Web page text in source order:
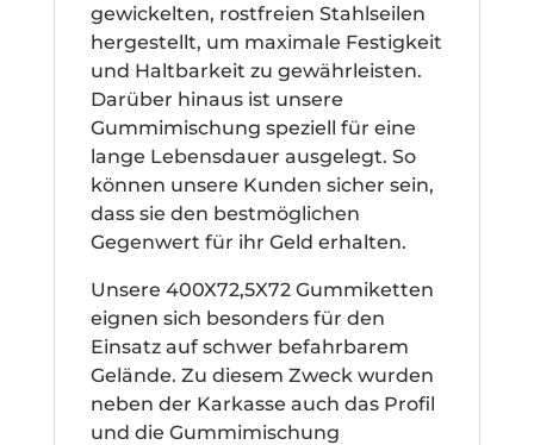
gewickelten, rostfreien Stahlseilen
hergestellt, um maximale Festigkeit
und Haltbarkeit zu gewährleisten.
Darüber hinaus ist unsere
Gummimischung speziell für eine
lange Lebensdauer ausgelegt. So
können unsere Kunden sicher sein,
dass sie den bestmöglichen
Gegenwert für ihr Geld erhalten.
Unsere 400X72,5X72 Gummiketten
eignen sich besonders für den
Einsatz auf schwer befahrbarem
Gelände. Zu diesem Zweck wurden
neben der Karkasse auch das Profil
und die Gummimischung